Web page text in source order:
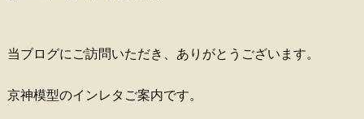
当ブログにご訪問いただき、ありがとうございます。
京神模型のインレタご案内です。